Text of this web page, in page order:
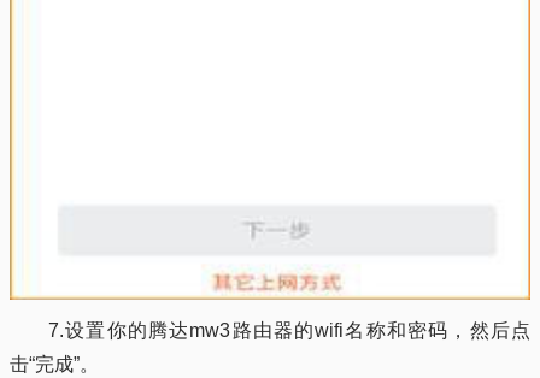
7.设置你的腾达mw3路由器的wifi名称和密码，然后点
击“完成”。